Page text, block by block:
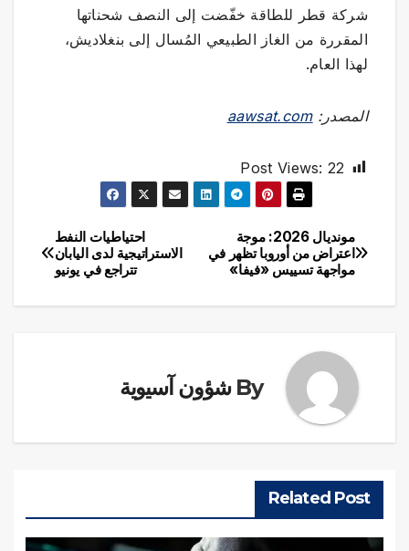
شركة قطر للطاقة خفّضت إلى النصف شحناتها
المقررة من الغاز الطبيعي المُسال إلى بنغلاديش،
لهذا العام.
المصدر:aawsat.com
Post Views: 22
تصفّح
المقالات
احتياطيات النفط
الاستراتيجية لدى اليابان
تتراجع في يونيو
مونديال 2026: موجة
اعتراض من أوروبا تظهر في
مواجهة تسييس «فيفا»
By شؤون آسيوية
Related Post